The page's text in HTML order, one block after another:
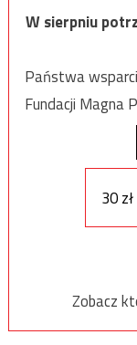
W sierpniu
Państwa
Fundacji Magna
30 zł
Zobacz